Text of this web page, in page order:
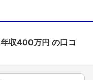
年収400万円 の口コ